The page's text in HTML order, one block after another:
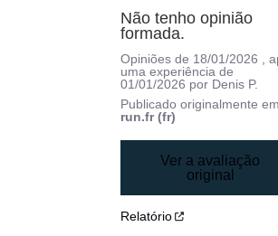
Não tenho opinião
formada.
Opiniões de 18/01/2026
,
uma experiência de
01/01/2026 por Denis P.
Publicado originalmente
run.fr (fr)
Ver a avaliação
original
Relatório